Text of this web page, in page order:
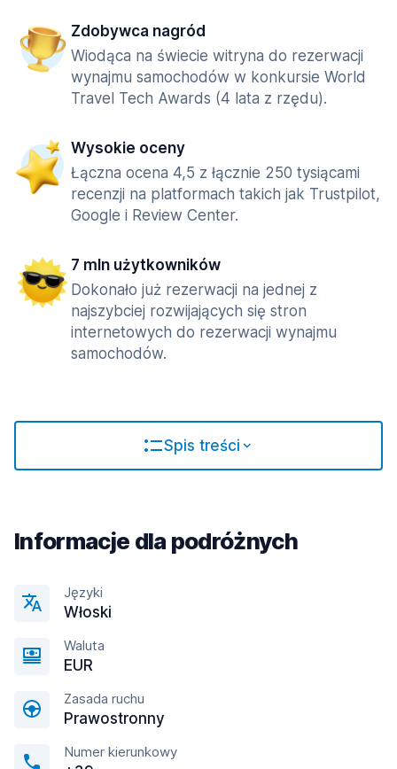
Zdobywca nagród
Wiodąca na świecie witryna do rezerwacji
wynajmu samochodów w konkursie World
Travel Tech Awards (4 lata z rzędu).
Wysokie oceny
Łączna ocena 4,5 z łącznie 250 tysiącami
recenzji na platformach takich jak Trustpilot,
Google i Review Center.
7 mln użytkowników
Dokonało już rezerwacji na jednej z
najszybciej rozwijających się stron
internetowych do rezerwacji wynajmu
samochodów.
Spis treści
Informacje dla podróżnych
Języki
Włoski
Waluta
EUR
Zasada ruchu
Prawostronny
Numer kierunkowy